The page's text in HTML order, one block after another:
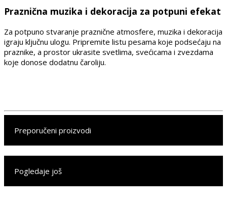
Praznična muzika i dekoracija za potpuni efekat
Za potpuno stvaranje praznične atmosfere, muzika i dekoracija
igraju ključnu ulogu. Pripremite listu pesama koje podsećaju na
praznike, a prostor ukrasite svetlima, svećicama i zvezdama
koje donose dodatnu čaroliju.
Preporučeni proizvodi
Pogledaje još